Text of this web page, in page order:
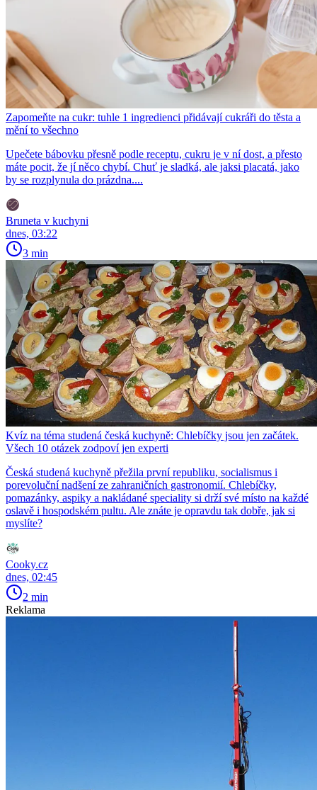
Zapomeňte na cukr: tuhle 1 ingredienci přidávají cukráři do těsta a
mění to všechno
Upečete bábovku přesně podle receptu, cukru je v ní dost, a přesto
máte pocit, že jí něco chybí. Chuť je sladká, ale jaksi placatá, jako
by se rozplynula do prázdna....
Bruneta v kuchyni
dnes, 03:22
3 min
Kvíz na téma studená česká kuchyně: Chlebíčky jsou jen začátek.
Všech 10 otázek zodpoví jen experti
Česká studená kuchyně přežila první republiku, socialismus i
porevoluční nadšení ze zahraničních gastronomií. Chlebíčky,
pomazánky, aspiky a nakládané speciality si drží své místo na každé
oslavě i hospodském pultu. Ale znáte je opravdu tak dobře, jak si
myslíte?
Cooky.cz
dnes, 02:45
2 min
Reklama